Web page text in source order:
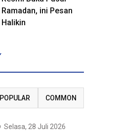
Ramadan, ini Pesan
Halikin
POPULAR COMMON
Selasa, 28 Juli 2026